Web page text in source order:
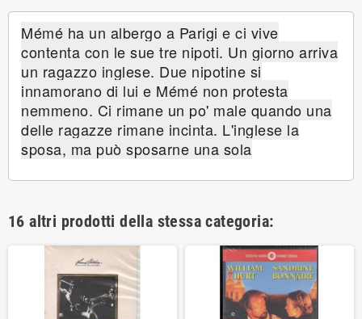
Mémé ha un albergo a Parigi e ci vive
contenta con le sue tre nipoti. Un giorno arriva
un ragazzo inglese. Due nipotine si
innamorano di lui e Mémé non protesta
nemmeno. Ci rimane un po' male quando una
delle ragazze rimane incinta. L'inglese la
sposa, ma può sposarne una sola
16 altri prodotti della stessa categoria: